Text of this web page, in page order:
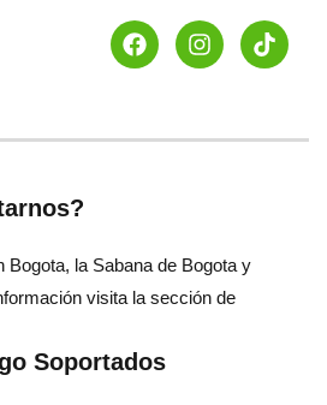
Bogota, la Sabana de Bogota y
visita la sección de
Soportados